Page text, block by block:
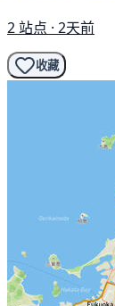
2 站点 · 2天前
收藏